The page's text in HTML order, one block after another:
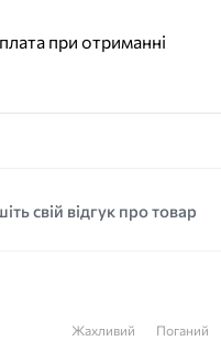
при отриманні
свій відгук про товар
Поганий
Жахливий